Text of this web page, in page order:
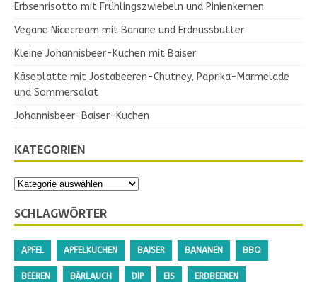
Erbsenrisotto mit Frühlingszwiebeln und Pinienkernen
Vegane Nicecream mit Banane und Erdnussbutter
Kleine Johannisbeer-Kuchen mit Baiser
Käseplatte mit Jostabeeren-Chutney, Paprika-Marmelade
und Sommersalat
Johannisbeer-Baiser-Kuchen
KATEGORIEN
SCHLAGWÖRTER
APFEL APFELKUCHEN BAISER BANANEN BBQ
BEEREN BÄRLAUCH DIP EIS ERDBEEREN